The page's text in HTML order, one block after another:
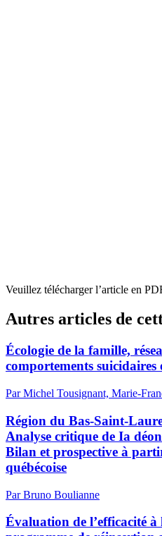
Veuillez télécharger l’article en
Autres articles de
Écologie de la famille,
comportements suicidaires
Par Michel Tousignant, Marie-
Région du Bas-Saint-
Analyse critique de Ia
Bilan et prospective à
québécoise
Par Bruno Boulianne
Évaluation de l’efficacité à